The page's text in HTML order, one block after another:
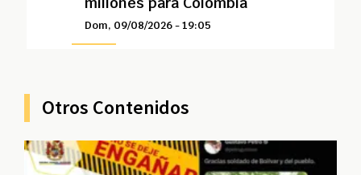
Dom, 09/08/2026 - 19:05
Otros Contenidos